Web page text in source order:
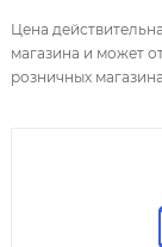
Цена
магазина и может
розничных